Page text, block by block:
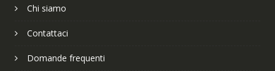
Chi siamo
Contattaci
Domande frequenti